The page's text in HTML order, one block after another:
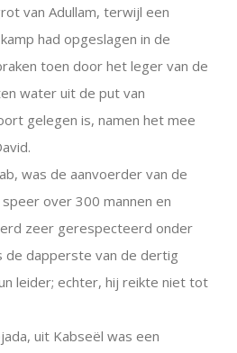
van Adullam, terwijl een
had opgeslagen in de
toen door het leger van de
water uit de put van
gelegen is, namen het mee
was de aanvoerder van de
over 300 mannen en
zeer gerespecteerd onder
de dapperste van de dertig
leider; echter, hij reikte niet tot
uit Kabseël was een